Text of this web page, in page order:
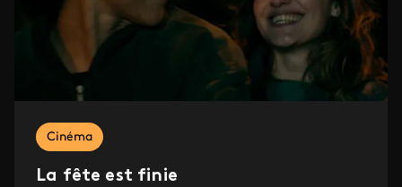
Cinéma
La fête est finie